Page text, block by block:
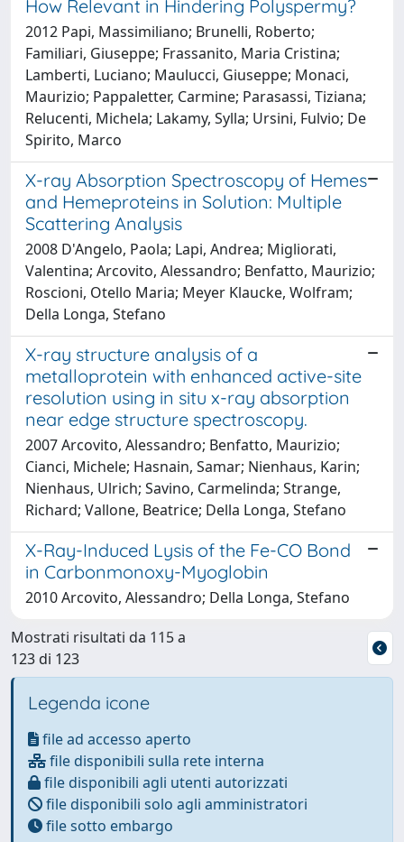
How Relevant in Hindering Polyspermy?
2012 Papi, Massimiliano; Brunelli, Roberto;
Familiari, Giuseppe; Frassanito, Maria Cristina;
Lamberti, Luciano; Maulucci, Giuseppe; Monaci,
Maurizio; Pappaletter, Carmine; Parasassi, Tiziana;
Relucenti, Michela; Lakamy, Sylla; Ursini, Fulvio; De
Spirito, Marco
X-ray Absorption Spectroscopy of Hemes
and Hemeproteins in Solution: Multiple
Scattering Analysis
2008 D'Angelo, Paola; Lapi, Andrea; Migliorati,
Valentina; Arcovito, Alessandro; Benfatto, Maurizio;
Roscioni, Otello Maria; Meyer Klaucke, Wolfram;
Della Longa, Stefano
X-ray structure analysis of a
metalloprotein with enhanced active-site
resolution using in situ x-ray absorption
near edge structure spectroscopy.
2007 Arcovito, Alessandro; Benfatto, Maurizio;
Cianci, Michele; Hasnain, Samar; Nienhaus, Karin;
Nienhaus, Ulrich; Savino, Carmelinda; Strange,
Richard; Vallone, Beatrice; Della Longa, Stefano
X-Ray-Induced Lysis of the Fe-CO Bond
in Carbonmonoxy-Myoglobin
2010 Arcovito, Alessandro; Della Longa, Stefano
Mostrati risultati da 115 a
123 di 123
Legenda icone
file ad accesso aperto
file disponibili sulla rete interna
file disponibili agli utenti autorizzati
file disponibili solo agli amministratori
file sotto embargo